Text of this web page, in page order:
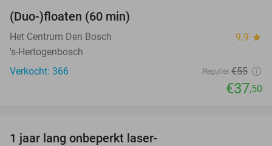
(Duo-)floaten (60 min)
Het Centrum Den Bosch 9.9 star
's-Hertogenbosch
Verkocht: 366
Regulier €55
€37,50
1 jaar lang onbeperkt laser-